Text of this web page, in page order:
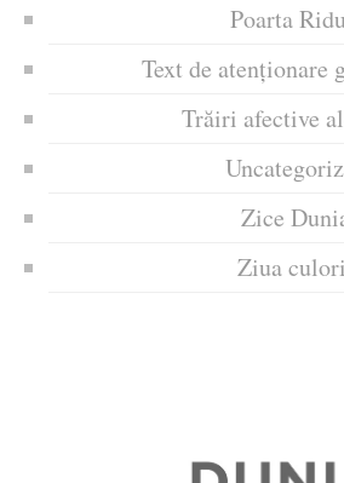
Poarta
Text de atenționare
Trăiri afective
Zice
Ziua